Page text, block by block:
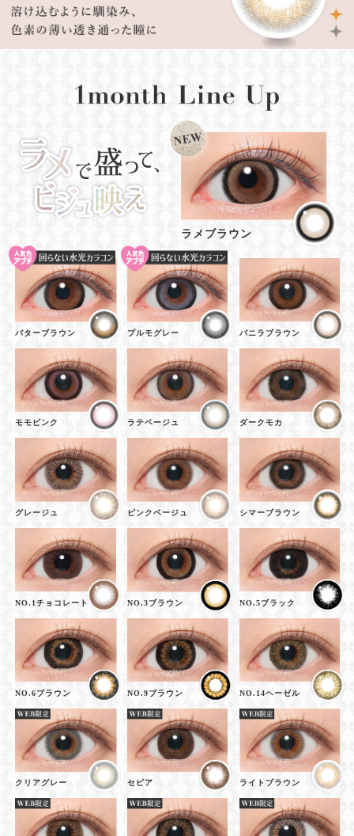
ラメブラウン
バターブラウン プルモグレー バニラブラウン
モモピンク ラテベージュ ダークモカ
グレージュ ピンクベージュ シマーブラウン
NO.1チョコレート NO.3ブラウン NO.5ブラック
NO.6ブラウン NO.9ブラウン NO.14ヘーゼル
クリアグレー セピア ライトブラウン